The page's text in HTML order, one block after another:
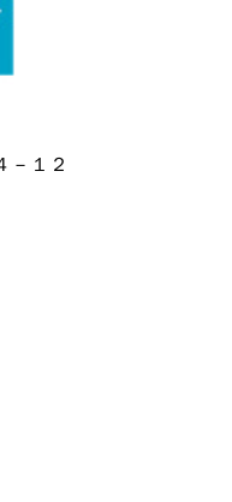
－１２